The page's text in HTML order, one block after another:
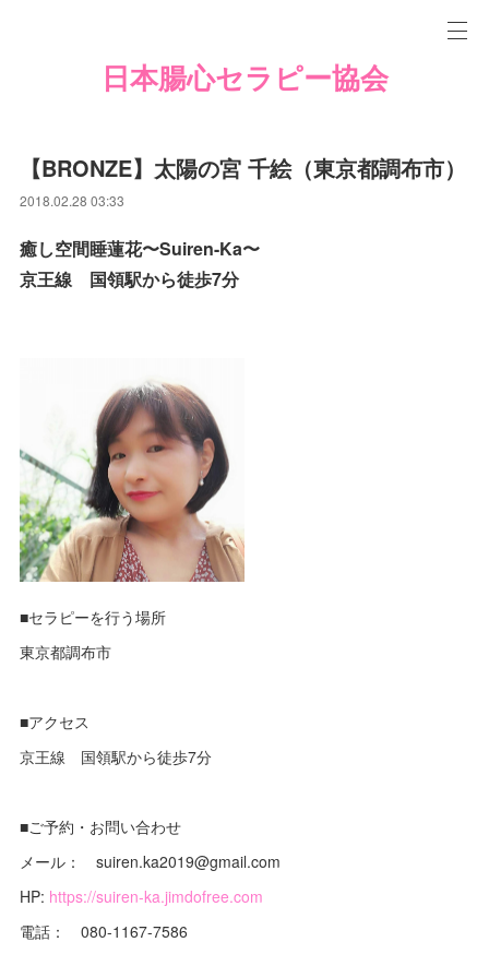
日本腸心セラピー協会
【BRONZE】太陽の宮 千絵（東京都調布市）
2018.02.28 03:33
癒し空間睡蓮花〜Suiren-Ka〜
京王線 国領駅から徒歩7分
■セラピーを行う場所
東京都調布市
■アクセス
京王線 国領駅から徒歩7分
■ご予約・お問い合わせ
メール： suiren.ka2019@gmail.com
HP: https://suiren-ka.jimdofree.com
電話： 080-1167-7586